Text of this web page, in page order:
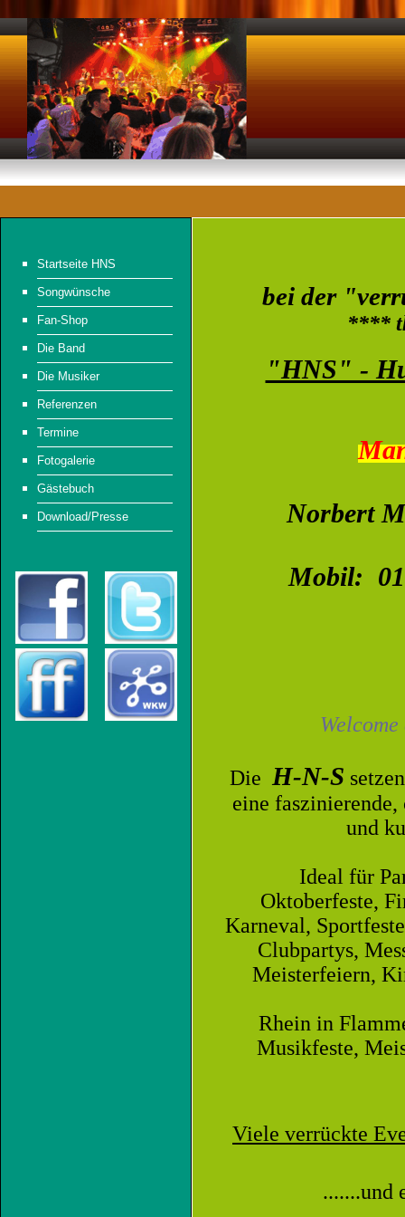
Startseite HNS
Songwünsche
Fan-Shop
Die Band
Die Musiker
Referenzen
Termine
Fotogalerie
Gästebuch
Download/Presse
bei der
****
"HNS" -
Norbert
Mobil:
Welcome
Die H-N-S
eine
und
Ideal für
Oktoberfeste,
Karneval,
Clubpartys,
Meisterfeiern,
Rhein in
Musikfeste,
Viele verrückte
.......und